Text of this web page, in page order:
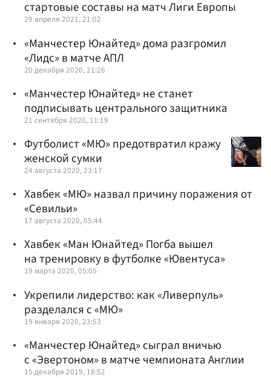
стартовые составы на матч Лиги Европы
29 апреля 2021, 21:02
«Манчестер Юнайтед» дома разгромил
«Лидс» в матче АПЛ
20 декабря 2020, 21:26
«Манчестер Юнайтед» не станет
подписывать центрального защитника
21 сентября 2020, 11:19
Футболист «МЮ» предотвратил кражу
женской сумки
24 августа 2020, 23:17
Хавбек «МЮ» назвал причину поражения от
«Севильи»
17 августа 2020, 05:44
Хавбек «Ман Юнайтед» Погба вышел
на тренировку в футболке «Ювентуса»
19 марта 2020, 05:05
Укрепили лидерство: как «Ливерпуль»
разделался с «МЮ»
19 января 2020, 23:53
«Манчестер Юнайтед» сыграл вничью
с «Эвертоном» в матче чемпионата Англии
15 декабря 2019, 18:52